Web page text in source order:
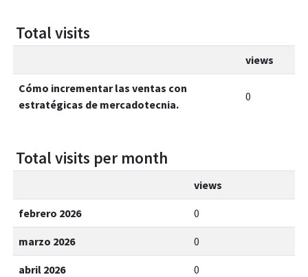
Total visits
views
Cómo incrementar las ventas con
estratégicas de mercadotecnia.
0
Total visits per month
views
febrero 2026 0
marzo 2026 0
abril 2026 0